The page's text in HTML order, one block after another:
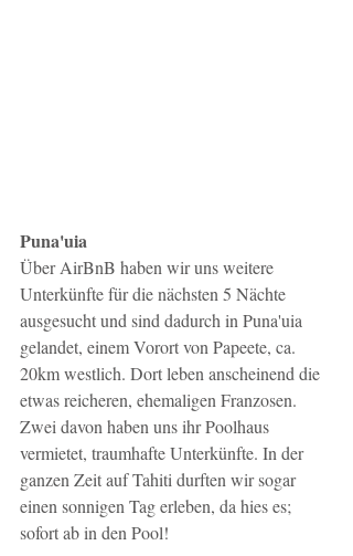
Puna'uia
Über AirBnB haben wir uns weitere
Unterkünfte für die nächsten 5 Nächte
ausgesucht und sind dadurch in Puna'uia
gelandet, einem Vorort von Papeete, ca.
20km westlich. Dort leben anscheinend die
etwas reicheren, ehemaligen Franzosen.
Zwei davon haben uns ihr Poolhaus
vermietet, traumhafte Unterkünfte. In der
ganzen Zeit auf Tahiti durften wir sogar
einen sonnigen Tag erleben, da hies es;
sofort ab in den Pool!